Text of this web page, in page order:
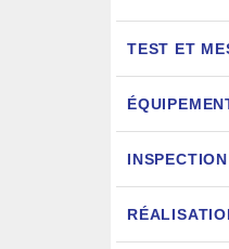
TEST ET